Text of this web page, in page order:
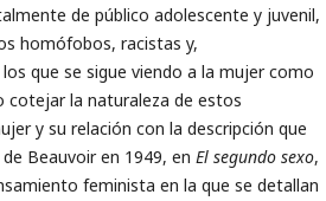
de público adolescente y juvenil,
homófobos, racistas y,
que se sigue viendo a la mujer como
cotejar la naturaleza de estos
y su relación con la descripción que
Beauvoir en 1949, en El segundo sexo,
feminista en la que se detallan